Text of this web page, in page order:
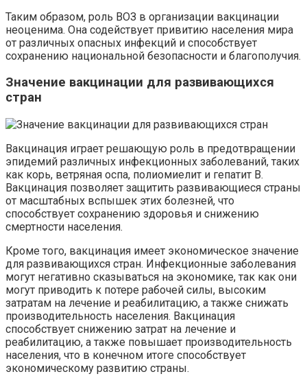
Таким образом, роль ВОЗ в организации вакцинации
неоценима. Она содействует привитию населения мира
от различных опасных инфекций и способствует
сохранению национальной безопасности и благополучия.
Значение вакцинации для развивающихся
стран
Вакцинация играет решающую роль в предотвращении
эпидемий различных инфекционных заболеваний, таких
как корь, ветряная оспа, полиомиелит и гепатит В.
Вакцинация позволяет защитить развивающиеся страны
от масштабных вспышек этих болезней, что
способствует сохранению здоровья и снижению
смертности населения.
Кроме того, вакцинация имеет экономическое значение
для развивающихся стран. Инфекционные заболевания
могут негативно сказываться на экономике, так как они
могут приводить к потере рабочей силы, высоким
затратам на лечение и реабилитацию, а также снижать
производительность населения. Вакцинация
способствует снижению затрат на лечение и
реабилитацию, а также повышает производительность
населения, что в конечном итоге способствует
экономическому развитию страны.